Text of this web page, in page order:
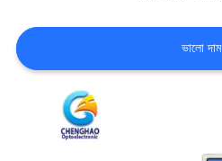
সাইট
ভালো দাম